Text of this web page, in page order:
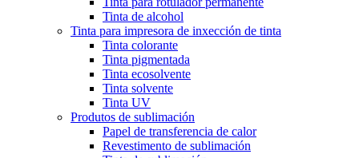
Tinta de alcohol
Tinta para impresora de inxección de tinta
Tinta colorante
Tinta pigmentada
Tinta ecosolvente
Tinta solvente
Tinta UV
Produtos de sublimación
Papel de transferencia de calor
Revestimento de sublimación